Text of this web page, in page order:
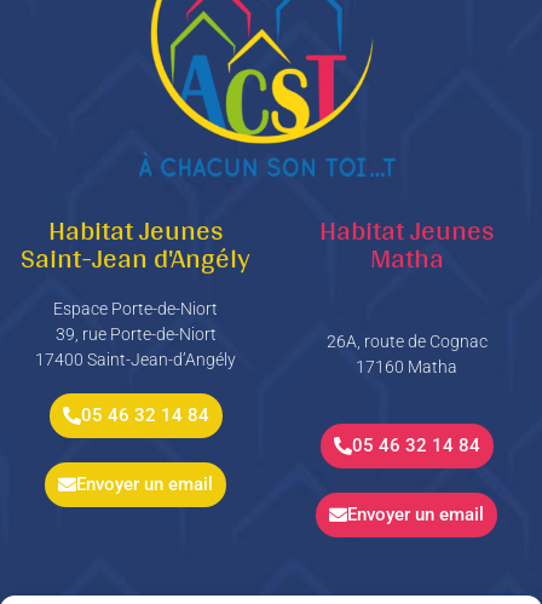
Habitat Jeunes
Saint-Jean d'Angély
Espace Porte-de-Niort
39, rue Porte-de-Niort
17400 Saint-Jean-d’Angély
05 46 32 14 84
Envoyer un email
Habitat Jeunes
Matha
26A, route de Cognac
17160 Matha
05 46 32 14 84
Envoyer un email